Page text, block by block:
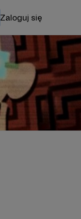
Zaloguj się